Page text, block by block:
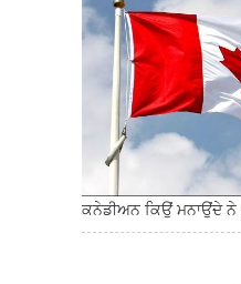
ਕਨੇਡੀਅਨ ਕਿਉਂ ਮਨਾਉਂਦੇ ਨੇ